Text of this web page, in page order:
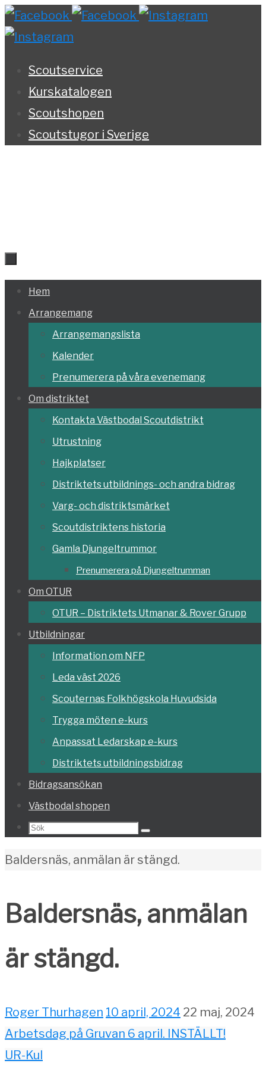
Hoppa
till
Scoutservice
Kurskatalogen
Scoutshopen
Scoutstugor i Sverige
Hoppa
till
innehållet
Hem
Arrangemang
Arrangemangslista
Kalender
Prenumerera på våra evenemang
Om distriktet
Kontakta Västbodal Scoutdistrikt
Utrustning
Hajkplatser
Distriktets utbildnings- och andra bidrag
Varg- och distriktsmärket
Scoutdistriktens historia
Gamla Djungeltrummor
Prenumerera på Djungeltrumman
Om OTUR
OTUR – Distriktets Utmanar & Rover Grupp
Utbildningar
Information om NFP
Leda väst 2026
Scouternas Folkhögskola Huvudsida
Trygga möten e-kurs
Anpassat Ledarskap e-kurs
Distriktets utbildningsbidrag
Bidragsansökan
Västbodal shopen
Search
Sök
Home
Baldersnäs, anmälan är stängd.
Baldersnäs, anmälan
är stängd.
Roger Thurhagen 10 april, 2024 22 maj, 2024
Arbetsdag på Gruvan 6 april. INSTÄLLT!
UR-Kul